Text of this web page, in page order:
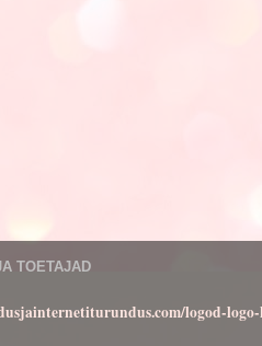
TOETAJAD
logod-